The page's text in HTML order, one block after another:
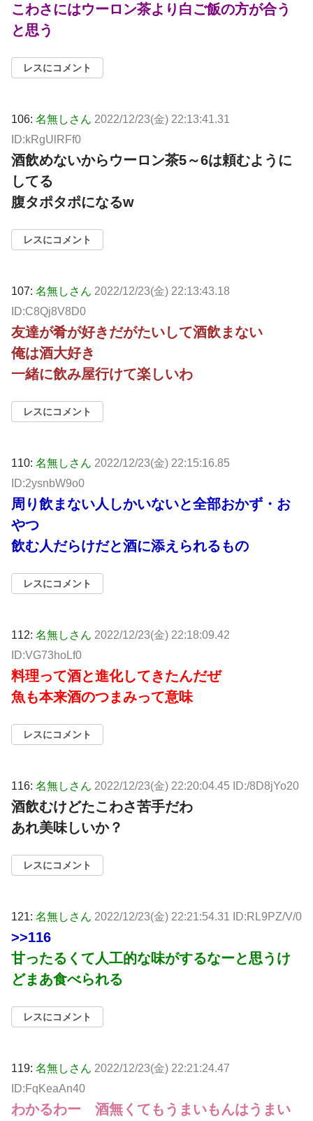
こわさにはウーロン茶より白ご飯の方が合う
と思う
レスにコメント
106: 名無しさん 2022/12/23(金) 22:13:41.31
ID:kRgUlRFf0
酒飲めないからウーロン茶5～6は頼むように
してる
腹タポタポになるw
レスにコメント
107: 名無しさん 2022/12/23(金) 22:13:43.18
ID:C8Qj8V8D0
友達が肴が好きだがたいして酒飲まない
俺は酒大好き
一緒に飲み屋行けて楽しいわ
レスにコメント
110: 名無しさん 2022/12/23(金) 22:15:16.85
ID:2ysnbW9o0
周り飲まない人しかいないと全部おかず・お
やつ
飲む人だらけだと酒に添えられるもの
レスにコメント
112: 名無しさん 2022/12/23(金) 22:18:09.42
ID:VG73hoLf0
料理って酒と進化してきたんだぜ
魚も本来酒のつまみって意味
レスにコメント
116: 名無しさん 2022/12/23(金) 22:20:04.45 ID:/8D8jYo20
酒飲むけどたこわさ苦手だわ
あれ美味しいか？
レスにコメント
121: 名無しさん 2022/12/23(金) 22:21:54.31 ID:RL9PZ/V/0
>>116
甘ったるくて人工的な味がするなーと思うけ
どまあ食べられる
レスにコメント
119: 名無しさん 2022/12/23(金) 22:21:24.47
ID:FqKeaAn40
わかるわー 酒無くてもうまいもんはうまい